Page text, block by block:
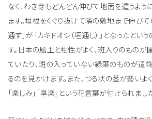
なく、わき芽もどんどん伸びて地面を這うよう
ます。垣根をくぐり抜けて隣の敷地まで伸びて
通す」が「カキドオシ（垣通し）」となったとい
す。日本の風土と相性がよく、斑入りのものが
ていたり、斑の入っていない緑葉のものが道
るのを見かけます。また、つる状の茎が勢いよ
「楽しみ」「享楽」という花言葉が付けられまし